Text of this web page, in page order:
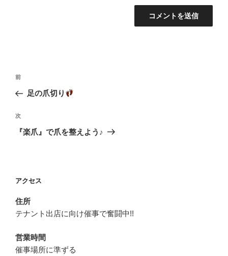
投
ナ
ビ
ゲ
ン
前
の
稿
前
足の爪切り
次
の
次
『楽爪』で爪を整えよう♪
アクセス
住所
テナント出店に向け催事で奮闘中!!
営業時間
催事場所に準ずる